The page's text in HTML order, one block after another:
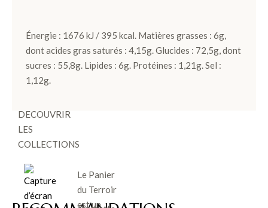
TOUS LES
COFFRETS
DÉCOUVRIR
LES
COLLECTIONS
Énergie : 1676 kJ / 395 kcal. Matières grasses : 6g,
dont acides gras saturés : 4,15g. Glucides : 72,5g, dont
sucres : 55,8g. Lipides : 6g. Protéines : 1,21g. Sel :
1,12g.
Le Panier
du Terroir
est un